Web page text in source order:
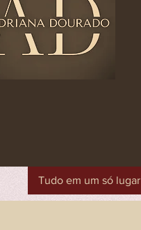
Tudo em um só lugar